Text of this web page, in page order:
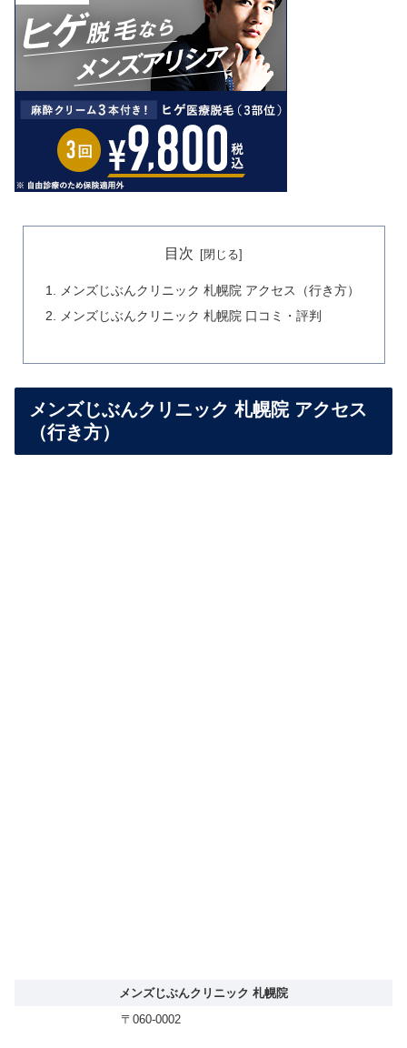
目次
メンズじぶんクリニック 札幌院 アクセス（行き方）
メンズじぶんクリニック 札幌院 口コミ・評判
メンズじぶんクリニック 札幌院 アクセス
（行き方）
メンズじぶんクリニック 札幌院
〒060-0002